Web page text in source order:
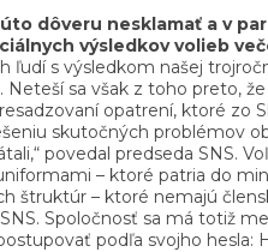
dôveru nesklamať a v
výsledkov volieb
s výsledkom našej
sa však z toho preto,
opatrení, ktoré zo
skutočných problémov
povedal predseda SNS.
– ktoré patria do
štruktúr – ktoré nemajú
Spoločnosť sa má totiž
podľa svojho hesla: